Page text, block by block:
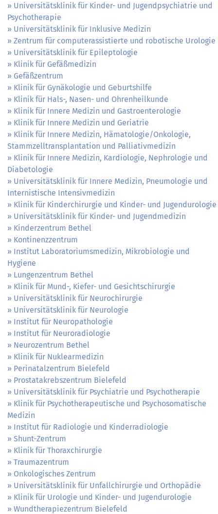
Universitätsklinik für Kinder- und Jugendpsychiatrie und
Psychotherapie
Universitätsklinik für Inklusive Medizin
Zentrum für computerassistierte und robotische Urologie
Universitätsklinik für Epileptologie
Klinik für Gefäßmedizin
Gefäßzentrum
Klinik für Gynäkologie und Geburtshilfe
Klinik für Hals-, Nasen- und Ohrenheilkunde
Klinik für Innere Medizin und Gastroenterologie
Klinik für Innere Medizin und Geriatrie
Klinik für Innere Medizin, Hämatologie/Onkologie,
Stammzelltransplantation und Palliativmedizin
Klinik für Innere Medizin, Kardiologie, Nephrologie und
Diabetologie
Universitätsklinik für Innere Medizin, Pneumologie und
Internistische Intensivmedizin
Klinik für Kinderchirurgie und Kinder- und Jugendurologie
Universitätsklinik für Kinder- und Jugendmedizin
Kinderzentrum Bethel
Kontinenzzentrum
Institut Laboratoriumsmedizin, Mikrobiologie und
Hygiene
Lungenzentrum Bethel
Klinik für Mund-, Kiefer- und Gesichtschirurgie
Universitätsklinik für Neurochirurgie
Universitätsklinik für Neurologie
Institut für Neuropathologie
Institut für Neuroradiologie
Neurozentrum Bethel
Klinik für Nuklearmedizin
Perinatalzentrum Bielefeld
Prostatakrebszentrum Bielefeld
Universitätsklinik für Psychiatrie und Psychotherapie
Klinik für Psychotherapeutische und Psychosomatische
Medizin
Institut für Radiologie und Kinderradiologie
Shunt-Zentrum
Klinik für Thoraxchirurgie
Traumazentrum
Onkologisches Zentrum
Universitätsklinik für Unfallchirurgie und Orthopädie
Klinik für Urologie und Kinder- und Jugendurologie
Wundtherapiezentrum Bielefeld